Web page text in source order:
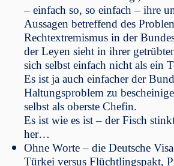
­– einfach so, so einfach – ihre
Aussagen betreffend des
Rechtextremismus in der
der Leyen sieht in ihrer
sich selbst einfach nicht als ein
Es ist ja auch einfacher der
Haltungsproblem zu
selbst als oberste Chefin.
Es ist wie es ist – der Fisch
her…
Ohne Worte – die Deutsche
Türkei versus Flüchtlingspakt,